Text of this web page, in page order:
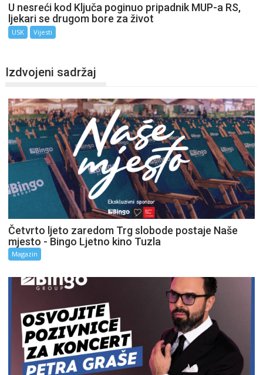
U nesreći kod Ključa poginuo pripadnik MUP-a RS,
ljekari se drugom bore za život
USK Vijesti
Izdvojeni sadržaj
Četvrto ljeto zaredom Trg slobode postaje Naše
mjesto - Bingo Ljetno kino Tuzla
Magazin